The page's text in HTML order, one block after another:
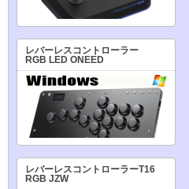
レバーレスコントローラー
RGB LED ONEED
レバーレスコントローラーT16
RGB JZW